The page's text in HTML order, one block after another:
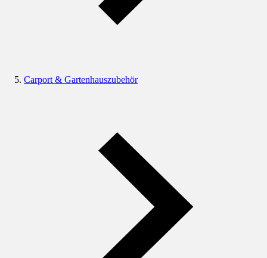
Carport & Gartenhauszubehör